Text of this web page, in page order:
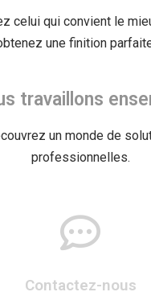
celui qui convient le
une finition
travaillons
un monde de
professionnelles.
Contactez-nous